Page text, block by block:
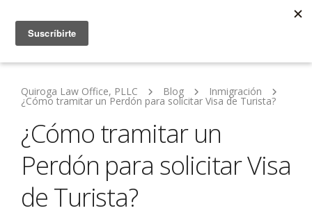
Quiroga Law Office, PLLC Blog Inmigración
¿Cómo tramitar un Perdón para solicitar Visa de Turista?
¿Cómo tramitar un
Perdón para solicitar Visa
de Turista?